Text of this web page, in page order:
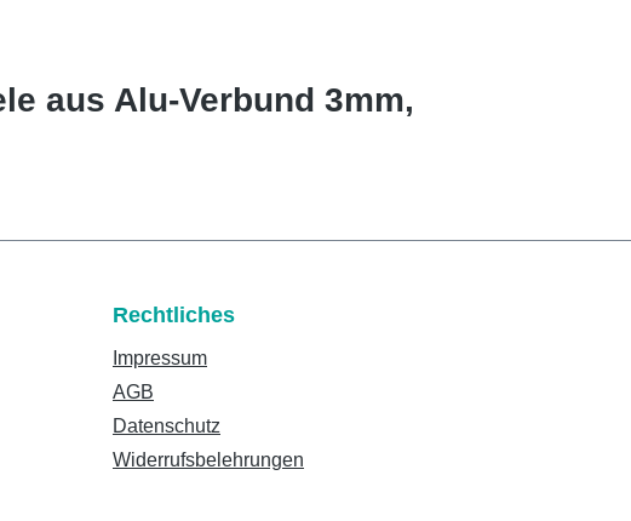
aus Alu-Verbund 3mm,
Rechtliches
Impressum
AGB
Datenschutz
Widerrufsbelehrungen